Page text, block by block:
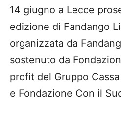
14 giugno a Lecce
edizione di Fandango
organizzata da
sostenuto da
profit del Gruppo
e Fondazione Con il